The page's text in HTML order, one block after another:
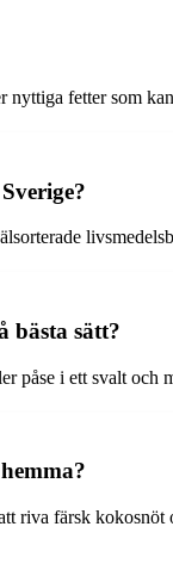
fetter som
bästa sätt?
påse i ett svalt
riva färsk